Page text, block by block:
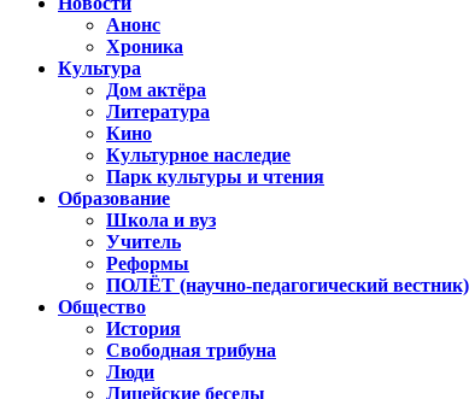
Анонс
Хроника
Культура
Дом актёра
Литература
Кино
Культурное наследие
Парк культуры и чтения
Образование
Школа и вуз
Учитель
Реформы
ПОЛЁТ (научно-педагогический вестник)
Общество
История
Свободная трибуна
Люди
Лицейские беседы